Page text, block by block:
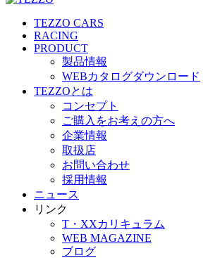
TEZZO CARS
RACING
PRODUCT
製品情報
WEBカタログダウンロード
TEZZOとは
コンセプト
ご購入をお考えの方へ
企業情報
取扱店
お問い合わせ
採用情報
ニュース
リンク
T・XXカリキュラム
WEB MAGAZINE
ブログ